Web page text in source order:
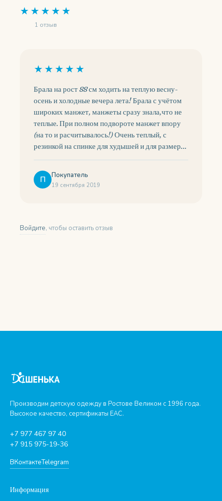
★★★★★
1 отзыв
★★★★★
Брала на рост 88 см ходить на теплую весну-
осень и холодные вечера лета! Брала с учётом
широких манжет, манжеты сразу знала,что не
теплые. При полном подвороте манжет впору
(на то и расчитывалось!) Очень теплый, с
резинкой на спинке для худышей и для размера
побольше! При выборе смотрела на плотность
и чтобы не потеряло вида после стирки!
Ожидания оправдал! Цена не маленькая, брала
за 2400, но с расчетом на относительно
П Покупатель
19 сентября 2019
Войдите, чтобы оставить отзыв
Производим детскую одежду в Ростове Великом с 1996 года.
Высокое качество, сертификаты ЕАС.
+7 977 467 97 40
+7 915 975-19-36
ВКонтактеTelegram
Информация